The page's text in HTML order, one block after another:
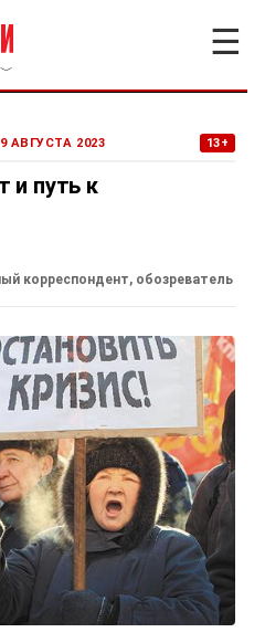
﹀
☰
АВГУСТА 2023 13+
и путь к
корреспондент, обозреватель